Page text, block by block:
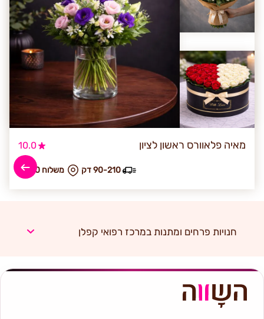
מאיה פלאוורס ראשון לציון 10.0
₪ משלוח 60 90-210 דק
חנויות פרחים ומתנות במרכז רפואי קפלן